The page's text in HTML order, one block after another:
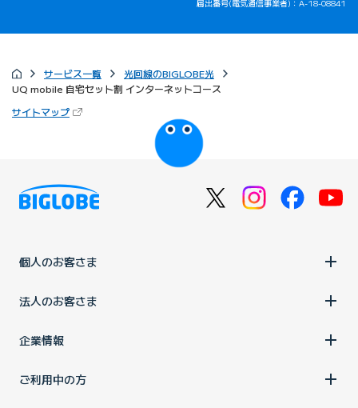
届出番号(電気通信事業者)：A-18-08841
サービス一覧
光回線のBIGLOBE光
UQ mobile 自宅セット割 インターネットコース
サイトマップ（新しいタブで開きます）
個人のお客さま
法人のお客さま
企業情報
ご利用中の方